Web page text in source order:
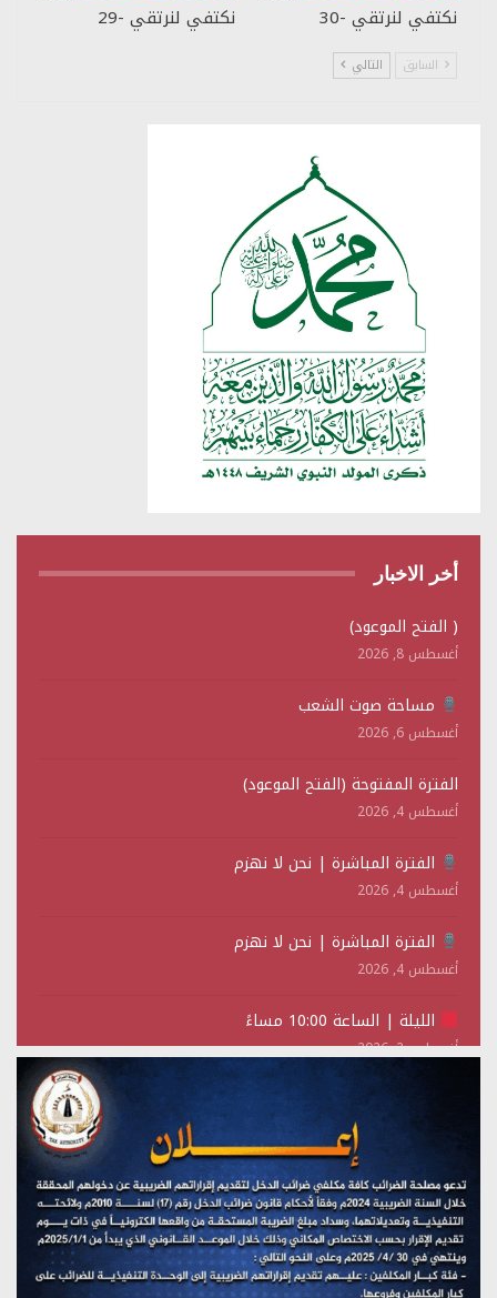
نكتفي لنرتقي -30 نكتفي لنرتقي -29
السابق التالي
أخر الاخبار
( الفتح الموعود)
أغسطس 8, 2026
مساحة صوت الشعب
أغسطس 6, 2026
الفترة المفتوحة (الفتح الموعود)
أغسطس 4, 2026
الفترة المباشرة | نحن لا نهزم
أغسطس 4, 2026
الفترة المباشرة | نحن لا نهزم
أغسطس 4, 2026
الليلة | الساعة 10:00 مساءً
أغسطس 2, 2026
تستمعون لبرنامج (حدث في مثل هذا اليوم)
(نحن لا نهزم) بث مباشر
يوليو 28, 2026
تستمعون لبرنامج (هندسة الوهم)
يوليو 28, 2026